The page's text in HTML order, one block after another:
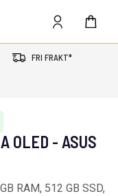
FRI FRAKT*
OLED - ASUS
RAM, 512 GB SSD,